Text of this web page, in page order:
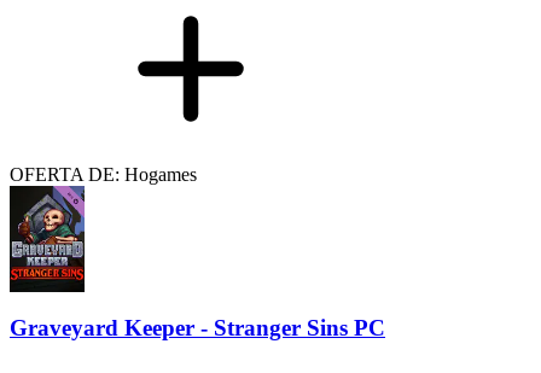
OFERTA DE: Hogames
Graveyard Keeper - Stranger Sins PC